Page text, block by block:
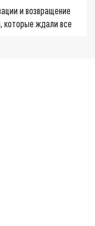
и возвращение
которые ждали все